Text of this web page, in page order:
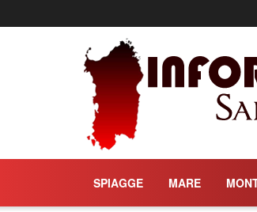
SPIAGGE MARE